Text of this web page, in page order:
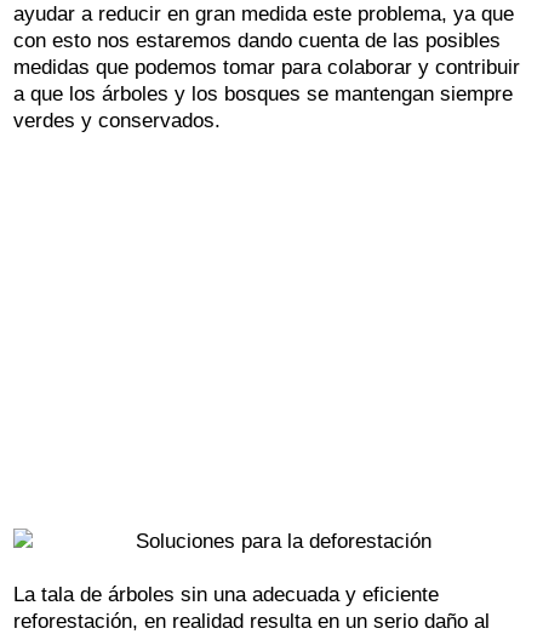
ayudar a reducir en gran medida este problema, ya que
con esto nos estaremos dando cuenta de las posibles
medidas que podemos tomar para colaborar y contribuir
a que los árboles y los bosques se mantengan siempre
verdes y conservados.
La tala de árboles sin una adecuada y eficiente
reforestación, en realidad resulta en un serio daño al